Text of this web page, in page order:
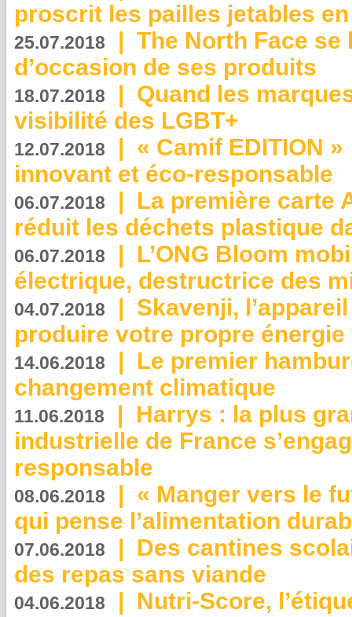
proscrit les pailles jetables
25.07.2018 | The North Face se
d’occasion de ses produits
18.07.2018 | Quand les
visibilité des LGBT+
12.07.2018 | « Camif EDITION
innovant et éco-responsable
06.07.2018 | La première carte
réduit les déchets plastique
06.07.2018 | L’ONG Bloom
électrique, destructrice des
04.07.2018 | Skavenji,
produire votre propre
14.06.2018 | Le premier
changement climatique
11.06.2018 | Harrys : la plus
industrielle de France
responsable
08.06.2018 | « Manger vers le
qui pense l’alimentation
07.06.2018 | Des cantines
des repas sans viande
04.06.2018 | Nutri-Score,